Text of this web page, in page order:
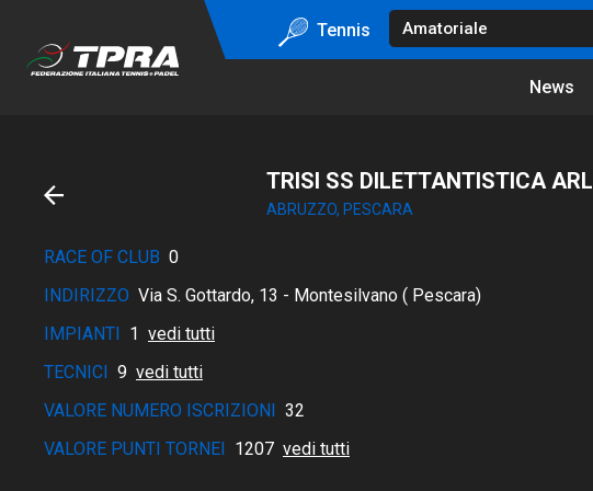
Tennis
News
TRISI SS DILETTANTISTICA ARL
ABRUZZO, PESCARA
RACE OF CLUB 0
INDIRIZZO Via S. Gottardo, 13 - Montesilvano ( Pescara)
IMPIANTI 1 vedi tutti
TECNICI 9 vedi tutti
VALORE NUMERO ISCRIZIONI 32
VALORE PUNTI TORNEI 1207 vedi tutti